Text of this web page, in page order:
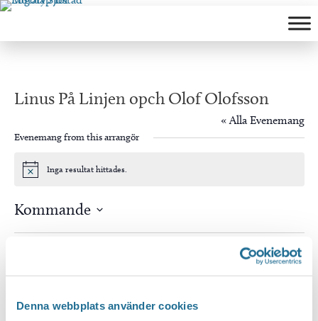
Denna webbplats använder cookies
Hoppa
Linus På Linjen opch Olof Olofsson
« Alla Evenemang
Evenemang from this arrangör
Notis Inga resultat hittades.
Kommande
Välj
Nästa
Prenumerera på kalender